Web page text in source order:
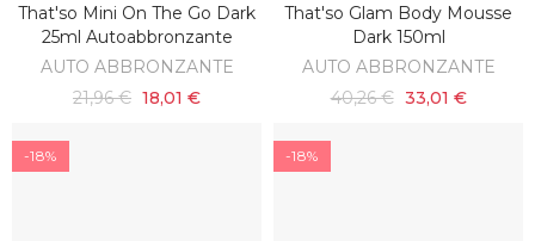
AGGIUNGI AL CARRELLO
That'so Mini On The Go Dark
25ml Autoabbronzante
AUTO ABBRONZANTE
21,96 € 18,01 €
AGGIUNGI AL CARRELLO
That'so Glam Body Mousse
Dark 150ml
AUTO ABBRONZANTE
40,26 € 33,01 €
-18% -18%